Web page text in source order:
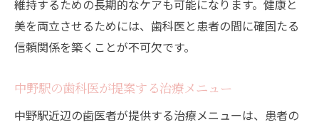
維持するための長期的なケアも可能になります。健康と
美を両立させるためには、歯科医と患者の間に確固たる
信頼関係を築くことが不可欠です。
中野駅の歯科医が提案する治療メニュー
中野駅近辺の歯医者が提供する治療メニューは、患者の